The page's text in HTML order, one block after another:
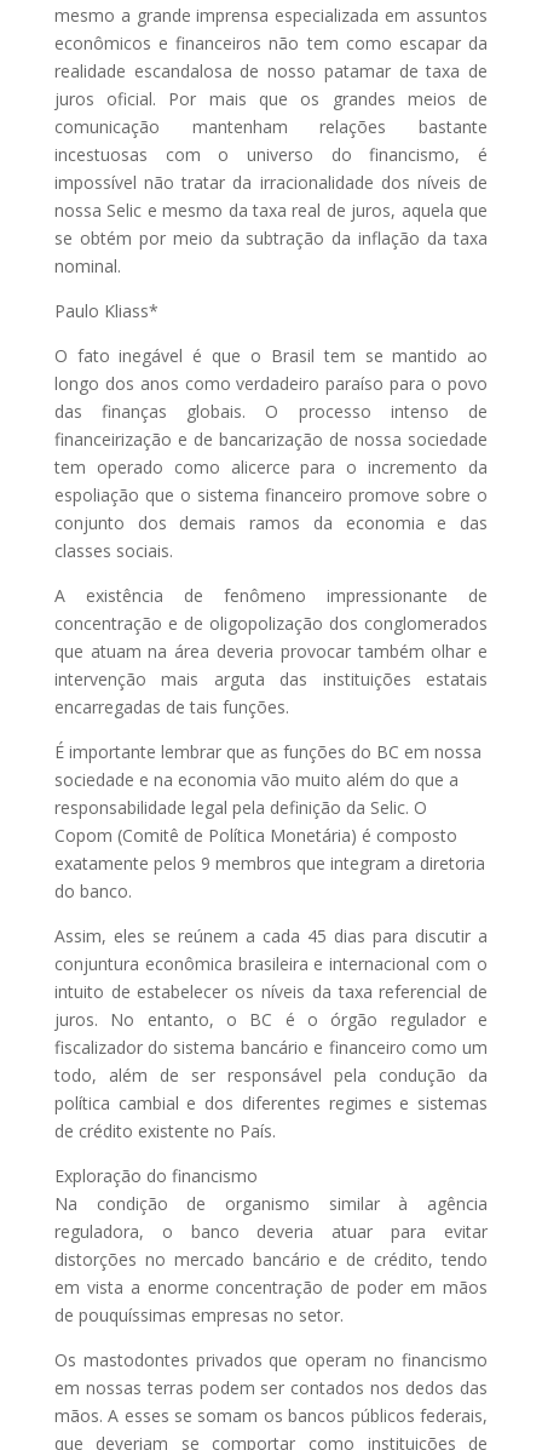
mesmo a grande imprensa especializada em assuntos
econômicos e financeiros não tem como escapar da
realidade escandalosa de nosso patamar de taxa de
juros oficial. Por mais que os grandes meios de
comunicação mantenham relações bastante
incestuosas com o universo do financismo, é
impossível não tratar da irracionalidade dos níveis de
nossa Selic e mesmo da taxa real de juros, aquela que
se obtém por meio da subtração da inflação da taxa
nominal.
Paulo Kliass*
O fato inegável é que o Brasil tem se mantido ao
longo dos anos como verdadeiro paraíso para o povo
das finanças globais. O processo intenso de
financeirização e de bancarização de nossa sociedade
tem operado como alicerce para o incremento da
espoliação que o sistema financeiro promove sobre o
conjunto dos demais ramos da economia e das
classes sociais.
A existência de fenômeno impressionante de
concentração e de oligopolização dos conglomerados
que atuam na área deveria provocar também olhar e
intervenção mais arguta das instituições estatais
encarregadas de tais funções.
É importante lembrar que as funções do BC em nossa
sociedade e na economia vão muito além do que a
responsabilidade legal pela definição da Selic. O
Copom (Comitê de Política Monetária) é composto
exatamente pelos 9 membros que integram a diretoria
do banco.
Assim, eles se reúnem a cada 45 dias para discutir a
conjuntura econômica brasileira e internacional com o
intuito de estabelecer os níveis da taxa referencial de
juros. No entanto, o BC é o órgão regulador e
fiscalizador do sistema bancário e financeiro como um
todo, além de ser responsável pela condução da
política cambial e dos diferentes regimes e sistemas
de crédito existente no País.
Exploração do financismo
Na condição de organismo similar à agência
reguladora, o banco deveria atuar para evitar
distorções no mercado bancário e de crédito, tendo
em vista a enorme concentração de poder em mãos
de pouquíssimas empresas no setor.
Os mastodontes privados que operam no financismo
em nossas terras podem ser contados nos dedos das
mãos. A esses se somam os bancos públicos federais,
que deveriam se comportar como instituições de